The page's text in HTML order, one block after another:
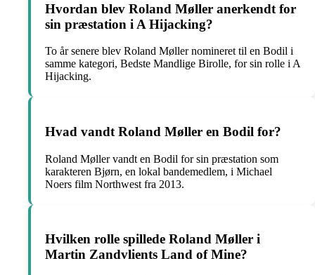
Hvordan blev Roland Møller anerkendt for
sin præstation i A Hijacking?
To år senere blev Roland Møller nomineret til en Bodil i
samme kategori, Bedste Mandlige Birolle, for sin rolle i A
Hijacking.
Hvad vandt Roland Møller en Bodil for?
Roland Møller vandt en Bodil for sin præstation som
karakteren Bjørn, en lokal bandemedlem, i Michael
Noers film Northwest fra 2013.
Hvilken rolle spillede Roland Møller i
Martin Zandvlients Land of Mine?